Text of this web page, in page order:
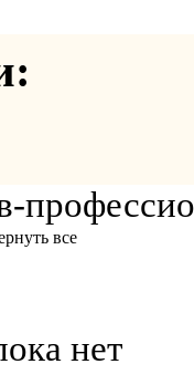
все
нет